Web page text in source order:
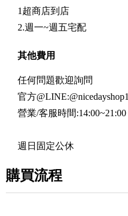
1超商店到店
2.週一~週五宅配
其他費用
任何問題歡迎詢問
官方@LINE:@nicedayshop1
營業/客服時間:14:00~21:00
週日固定公休
購買流程